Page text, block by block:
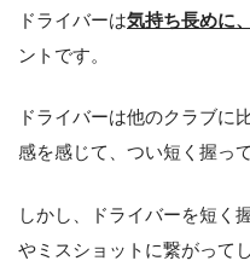
ドライバーは気持ち長めに
ントです。
ドライバーは他のクラブに
感を感じて、つい短く握っ
しかし、ドライバーを短く
やミスショットに繋がって